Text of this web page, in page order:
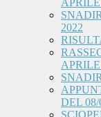
APRILE
2022
APRILE
DEL 08/